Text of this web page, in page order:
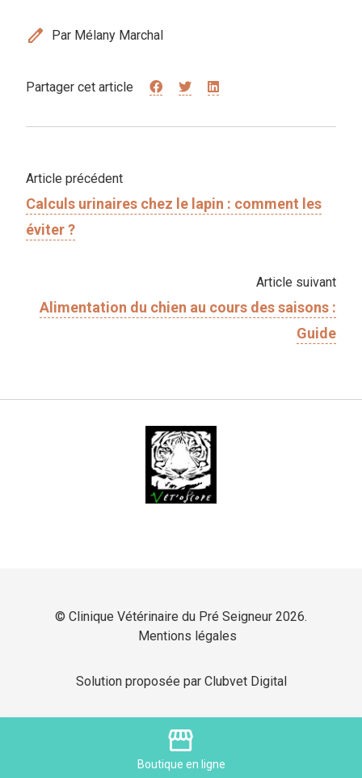
edit Par Mélany Marchal
Partager cet article
Article précédent
Calculs urinaires chez le lapin : comment les
éviter ?
Article suivant
Alimentation du chien au cours des saisons :
Guide
storefront
Boutique en ligne
© Clinique Vétérinaire du Pré Seigneur 2026.
Mentions légales
Solution proposée par Clubvet Digital